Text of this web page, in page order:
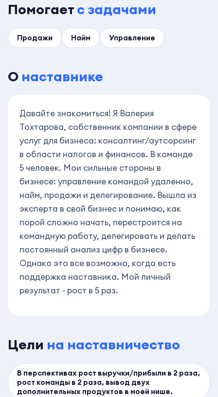
Помогаетс задачами
Продажи Найм Управление
О наставнике
Давайте знакомиться! Я Валерия
Тохтарова, собственник компании в сфере
услуг для бизнеса: консалтинг/аутсорсинг
в области налогов и финансов. В команде
5 человек. Мои сильные стороны в
бизнесе: управление командой удаленно,
найм, продажи и делегирование. Вышла из
эксперта в свой бизнес и понимаю, как
порой сложно начать, перестроится на
командную работу, делегировать и делать
постоянный анализ цифр в бизнесе.
Однако это все возможно, когда есть
поддержка наставника. Мой личный
результат - рост в 5 раз.
Цели на наставничество
В перспективах рост выручки/прибыли в 2 раза,
рост команды в 2 раза, вывод двух
дополнительных продуктов в моей нише.